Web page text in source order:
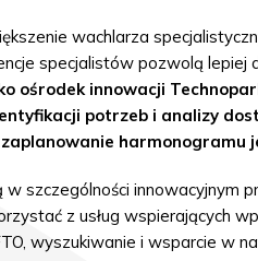
wachlarza
specjalistów pozwolą
ośrodek innowacji
potrzeb i analizy
w szczególności
z usług wspierających
wyszukiwanie i wsparcie w